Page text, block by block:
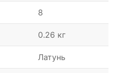
8
0.26 кг
Латунь